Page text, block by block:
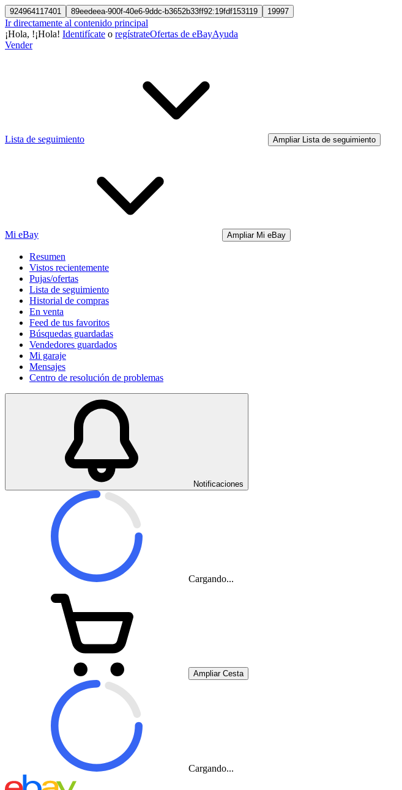
924964117401 89eedeea-900f-40e6-9ddc-b3652b33ff92:19fdf153119 19997
Ir directamente al contenido principal
¡Hola, !¡Hola! Identifícate o regístrateOfertas de eBayAyuda
Vender
Lista de seguimiento Ampliar Lista de seguimiento
Mi eBay Ampliar Mi eBay
Resumen
Vistos recientemente
Pujas/ofertas
Lista de seguimiento
Historial de compras
En venta
Feed de tus favoritos
Búsquedas guardadas
Vendedores guardados
Mi garaje
Mensajes
Centro de resolución de problemas
Notificaciones
Cargando...
Ampliar Cesta
Cargando...